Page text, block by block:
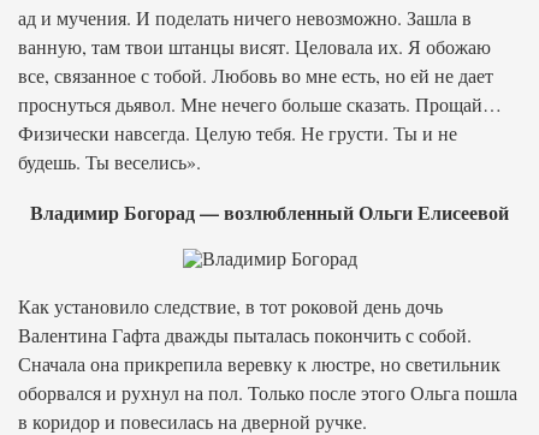
ад и мучения. И поделать ничего невозможно. Зашла в
ванную, там твои штанцы висят. Целовала их. Я обожаю
все, связанное с тобой. Любовь во мне есть, но ей не дает
проснуться дьявол. Мне нечего больше сказать. Прощай…
Физически навсегда. Целую тебя. Не грусти. Ты и не
будешь. Ты веселись».
Владимир Богорад — возлюбленный Ольги Елисеевой
Как установило следствие, в тот роковой день дочь
Валентина Гафта дважды пыталась покончить с собой.
Сначала она прикрепила веревку к люстре, но светильник
оборвался и рухнул на пол. Только после этого Ольга пошла
в коридор и повесилась на дверной ручке.